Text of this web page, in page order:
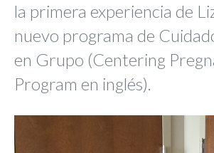
la primera experiencia de
nuevo programa de
en Grupo (Centering
Program en inglés).